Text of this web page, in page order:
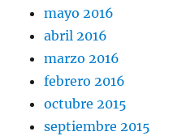
mayo 2016
abril 2016
marzo 2016
febrero 2016
octubre 2015
septiembre 2015